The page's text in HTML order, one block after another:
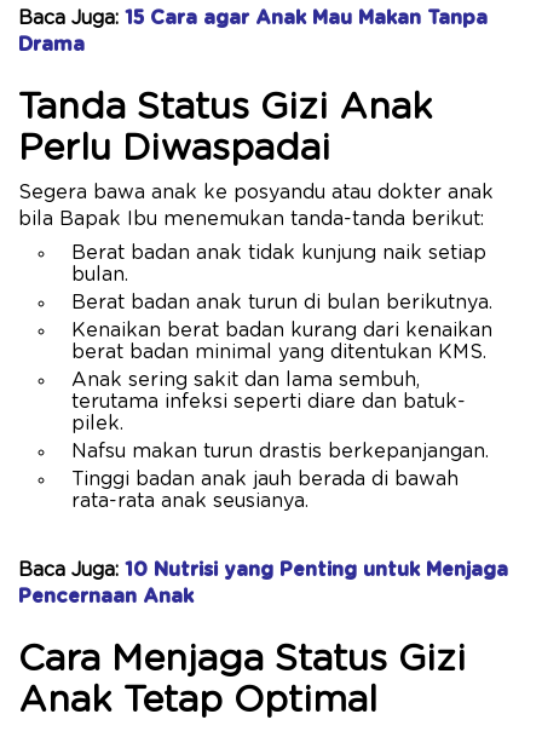
Baca Juga: 15 Cara agar Anak Mau Makan Tanpa
Drama
Tanda Status Gizi Anak
Perlu Diwaspadai
Segera bawa anak ke posyandu atau dokter anak
bila Bapak Ibu menemukan tanda-tanda berikut:
Berat badan anak tidak kunjung naik setiap
bulan.
Berat badan anak turun di bulan berikutnya.
Kenaikan berat badan kurang dari kenaikan
berat badan minimal yang ditentukan KMS.
Anak sering sakit dan lama sembuh,
terutama infeksi seperti diare dan batuk-
pilek.
Nafsu makan turun drastis berkepanjangan.
Tinggi badan anak jauh berada di bawah
rata-rata anak seusianya.
Baca Juga: 10 Nutrisi yang Penting untuk Menjaga
Pencernaan Anak
Cara Menjaga Status Gizi
Anak Tetap Optimal